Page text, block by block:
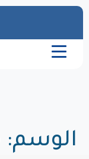
الوسم: